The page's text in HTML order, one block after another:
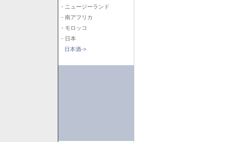
- ニュージーランド
- 南アフリカ
- モロッコ
- 日本
日本酒->